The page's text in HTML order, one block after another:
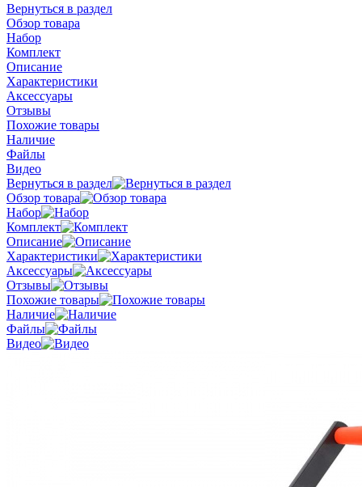
Вернуться в раздел
Обзор товара
Набор
Комплект
Описание
Характеристики
Аксессуары
Отзывы
Похожие товары
Наличие
Файлы
Видео
Вернуться в раздел
Обзор товара
Набор
Комплект
Описание
Характеристики
Аксессуары
Отзывы
Похожие товары
Наличие
Файлы
Видео